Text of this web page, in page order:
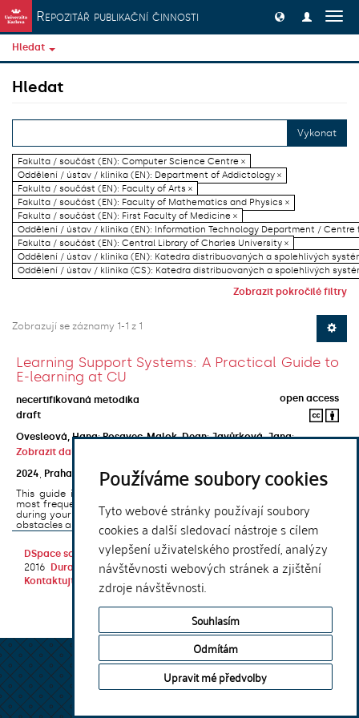
Používáme soubory cookies
Tyto webové stránky používají soubory
cookies a další sledovací nástroje s cílem
vylepšení uživatelského prostředí, analýzy
návštěvnosti webových stránek a zjištění
zdroje návštěvnosti.
Souhlasím
Odmítám
Upravit mé předvolby
Přeskočit na obsah
Repozitář publikační činnosti
Hledat
Hledat
Vykonat
Fakulta / součást (EN): Computer Science Centre ×
Oddělení / ústav / klinika (EN): Department of Addictology ×
Fakulta / součást (EN): Faculty of Arts ×
Fakulta / součást (EN): Faculty of Mathematics and Physics ×
Fakulta / součást (EN): First Faculty of Medicine ×
Oddělení / ústav / klinika (EN): Information Technology Department / Centre
Fakulta / součást (EN): Central Library of Charles University ×
Oddělení / ústav / klinika (EN): Katedra distribuovaných a spolehlivých
Oddělení / ústav / klinika (CS): Katedra distribuovaných a spolehlivých
Zobrazit pokročilé filtry
Zobrazují se záznamy 1-1 z 1
Learning Support Systems: A Practical Guide to
E-learning at CU
necertifikovaná metodika
open access
draft
Ovesleová, Hana;Posavec-Malok, Dean;Javůrková, Jana;
Zobrazit další autory
2024
Praha
Univerzita Karlova, Nakladatelství Karolinum
This guide introduces the e-learning support tools that are used
most frequently at Charles University and that you may encounter
during your studies. It will also help you to avoid the most common
obstacles associated ...
DSpace softwarecopyright © 2002-
2016
DuraSpace
Kontaktujte nás
Vyjádření názoru
Theme by